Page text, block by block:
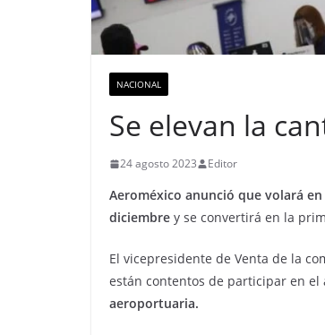
NACIONAL
Se elevan la
24 agosto 2023 Editor
Aeroméxico anunció que volará
diciembre y se convertirá en la
El vicepresidente de Venta de la
están contentos de participar en el
aeroportuaria.